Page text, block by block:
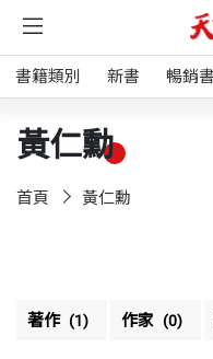
書籍類別 新書 暢銷書
黃仁勳
首頁 黃仁勳
著作 (1) 作家 (0)